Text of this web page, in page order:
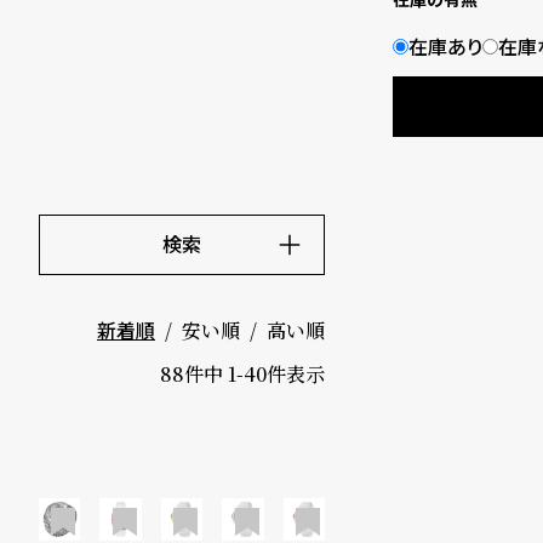
在庫あり 在庫
検索
999円
新着順 安い順
高い順
88件中 1-40件表示